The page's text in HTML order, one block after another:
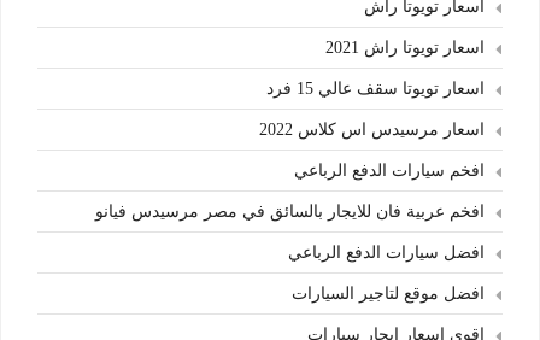
اسعار تويوتا راش
اسعار تويوتا راش 2021
اسعار تويوتا سقف عالي 15 فرد
اسعار مرسيدس اس كلاس 2022
افخم سيارات الدفع الرباعي
افخم عربية فان للايجار بالسائق في مصر مرسيدس فيانو
افضل سيارات الدفع الرباعي
افضل موقع لتاجير السيارات
اقوى اسعار ايجار سيارات